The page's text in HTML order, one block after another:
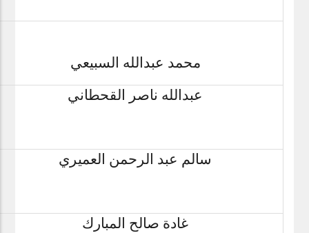
محمد عبدالله السبيعي
عبدالله ناصر القحطاني
سالم عبد الرحمن العميري
غادة صالح المبارك